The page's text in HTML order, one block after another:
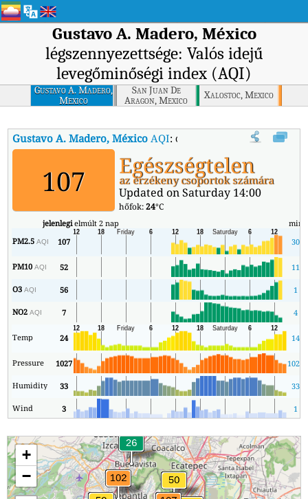
Gustavo A. Madero, México
légszennyezettsége: Valós idejű
levegőminőségi index (AQI)
Gustavo A. Madero,
Mexico
San Juan De
Aragon, Mexico
Xalostoc, Mexico
Gustavo A. Madero, México AQI:Gustavo A. Madero, México
107 Egészségtelen
az érzékeny csoportok számára
Updated on Saturday 14:00
hőfok:24°C
jelenlegielmúlt 2 nap min
PM2.5AQI 107 30
PM10AQI 52 11
O3AQI 56 1
NO2AQI 7 4
Temp 24 14
Pressure 1027 1025
Humidity 33 33
Wind 3 1
+
−